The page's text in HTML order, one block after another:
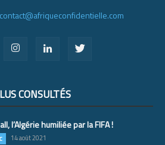
contact@afriqueconfidentielle.com
CONSULTÉS
l’Algérie humiliée par la FIFA !
14 août 2021